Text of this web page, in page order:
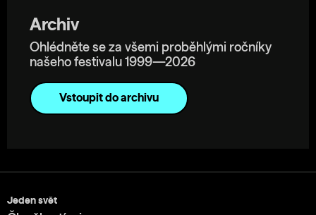
Archiv
Ohlédněte se za všemi proběhlými ročníky
našeho festivalu 1999—2026
Vstoupit do archivu
Jeden svět